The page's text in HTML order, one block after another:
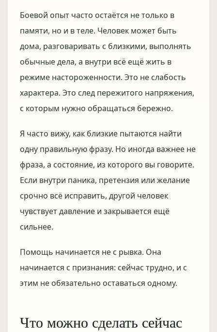
Боевой опыт часто остаётся не только в
памяти, но и в теле. Человек может быть
дома, разговаривать с близкими, выполнять
обычные дела, а внутри всё ещё жить в
режиме настороженности. Это не слабость
характера. Это след пережитого напряжения,
с которым нужно обращаться бережно.
Я часто вижу, как близкие пытаются найти
одну правильную фразу. Но иногда важнее не
фраза, а состояние, из которого вы говорите.
Если внутри паника, претензия или желание
срочно всё исправить, другой человек
чувствует давление и закрывается ещё
сильнее.
Помощь начинается не с рывка. Она
начинается с признания: сейчас трудно, и с
этим не обязательно оставаться одному.
Что можно сделать сейчас